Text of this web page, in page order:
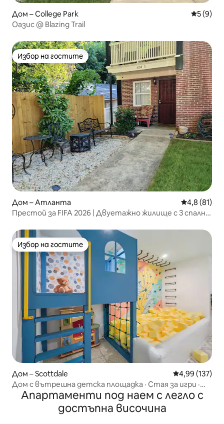
Дом – College Park Средна
5 (9)
Оазис @ Blazing Trail
Избор на гостите
Избор на гостите
Дом – Атланта Средна
4,8 (81)
Престой за FIFA 2026 | Двуетажно жилище с 3 спални
Избор на гостите
Избор на гостите
Дом – Scottdale Средна
4,99 (137)
Дом с вътрешна детска площадка · Стая за игри ·
Огнище
Апартаменти под наем с легло с
достъпна височина